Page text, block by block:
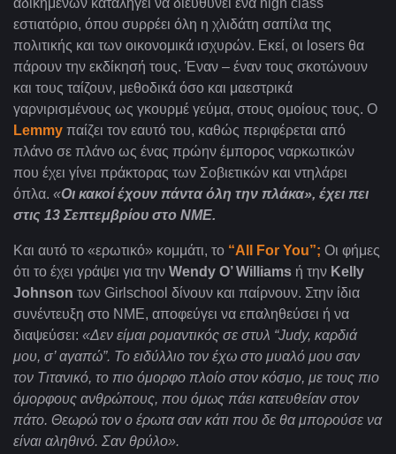
αδικημένων καταλήγει να διευθύνει ένα high class
εστιατόριο, όπου συρρέει όλη η χλιδάτη σαπίλα της
πολιτικής και των οικονομικά ισχυρών. Εκεί, οι losers θα
πάρουν την εκδίκησή τους. Έναν – έναν τους σκοτώνουν
και τους ταίζουν, μεθοδικά όσο και μαεστρικά
γαρνιρισμένους ως γκουρμέ γεύμα, στους ομοίους τους. Ο
Lemmy παίζει τον εαυτό του, καθώς περιφέρεται από
πλάνο σε πλάνο ως ένας πρώην έμπορος ναρκωτικών
που έχει γίνει πράκτορας των Σοβιετικών και ντηλάρει
όπλα. «Οι κακοί έχουν πάντα όλη την πλάκα», έχει πει
στις 13 Σεπτεμβρίου στο ΝΜΕ.
Και αυτό το «ερωτικό» κομμάτι, το “All For You”; Οι φήμες
ότι το έχει γράψει για την Wendy O’ Williams ή την Kelly
Johnson των Girlschool δίνουν και παίρνουν. Στην ίδια
συνέντευξη στο ΝΜΕ, αποφεύγει να επαληθεύσει ή να
διαψεύσει: «Δεν είμαι ρομαντικός σε στυλ “Judy, καρδιά
μου, σ’ αγαπώ”. Το ειδύλλιο τον έχω στο μυαλό μου σαν
τον Τιτανικό, το πιο όμορφο πλοίο στον κόσμο, με τους πιο
όμορφους ανθρώπους, που όμως πάει κατευθείαν στον
πάτο. Θεωρώ τον ο έρωτα σαν κάτι που δε θα μπορούσε να
είναι αληθινό. Σαν θρύλο».